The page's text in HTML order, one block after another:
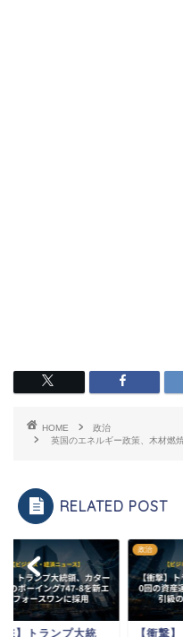
HOME
政治
英国のエネルギー政策、木材燃
RELATED POST
撃】トランプ大統
政治
【衝撃